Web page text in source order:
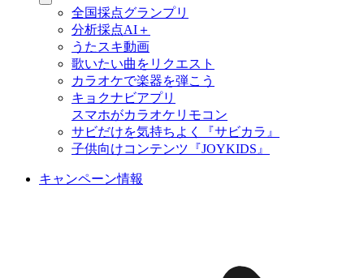
全国採点グランプリ
分析採点AI＋
うたスキ動画
歌いたい曲をリクエスト
カラオケで楽器を弾こう
キョクナビアプリ
スマホがカラオケリモコン
サビだけを気持ちよく『サビカラ』
子供向けコンテンツ『JOYKIDS』
キャンペーン情報